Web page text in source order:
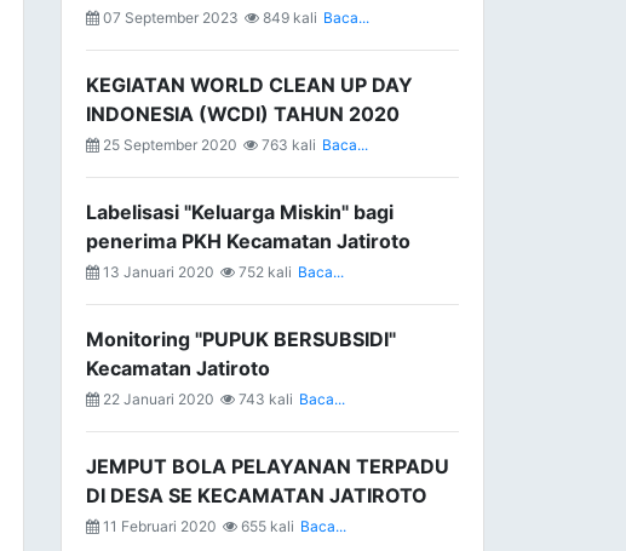
07 September 2023 849 kali Baca...
KEGIATAN WORLD CLEAN UP DAY
INDONESIA (WCDI) TAHUN 2020
25 September 2020 763 kali Baca...
Labelisasi "Keluarga Miskin" bagi
penerima PKH Kecamatan Jatiroto
13 Januari 2020 752 kali Baca...
Monitoring "PUPUK BERSUBSIDI"
Kecamatan Jatiroto
22 Januari 2020 743 kali Baca...
JEMPUT BOLA PELAYANAN TERPADU
DI DESA SE KECAMATAN JATIROTO
11 Februari 2020 655 kali Baca...